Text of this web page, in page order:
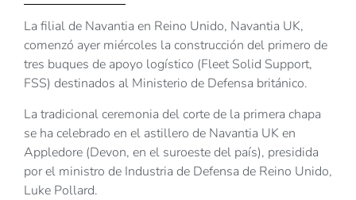
La filial de Navantia en Reino Unido, Navantia UK,
comenzó ayer miércoles la construcción del primero de
tres buques de apoyo logístico (Fleet Solid Support,
FSS) destinados al Ministerio de Defensa británico.
La tradicional ceremonia del corte de la primera chapa
se ha celebrado en el astillero de Navantia UK en
Appledore (Devon, en el suroeste del país), presidida
por el ministro de Industria de Defensa de Reino Unido,
Luke Pollard.